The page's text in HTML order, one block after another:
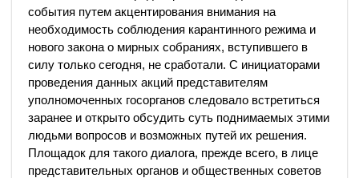
события путем акцентирования внимания на
необходимость соблюдения карантинного режима и
нового закона о мирных собраниях, вступившего в
силу только сегодня, не сработали. С инициаторами
проведения данных акций представителям
уполномоченных госорганов следовало встретиться
заранее и открыто обсудить суть поднимаемых этими
людьми вопросов и возможных путей их решения.
Площадок для такого диалога, прежде всего, в лице
представительных органов и общественных советов